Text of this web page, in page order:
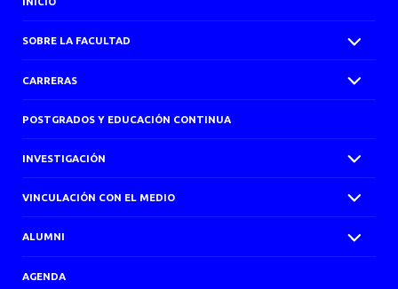
SOBRE LA FACULTAD
CARRERAS
POSTGRADOS Y EDUCACIÓN CONTINUA
INVESTIGACIÓN
VINCULACIÓN CON EL MEDIO
ALUMNI
AGENDA